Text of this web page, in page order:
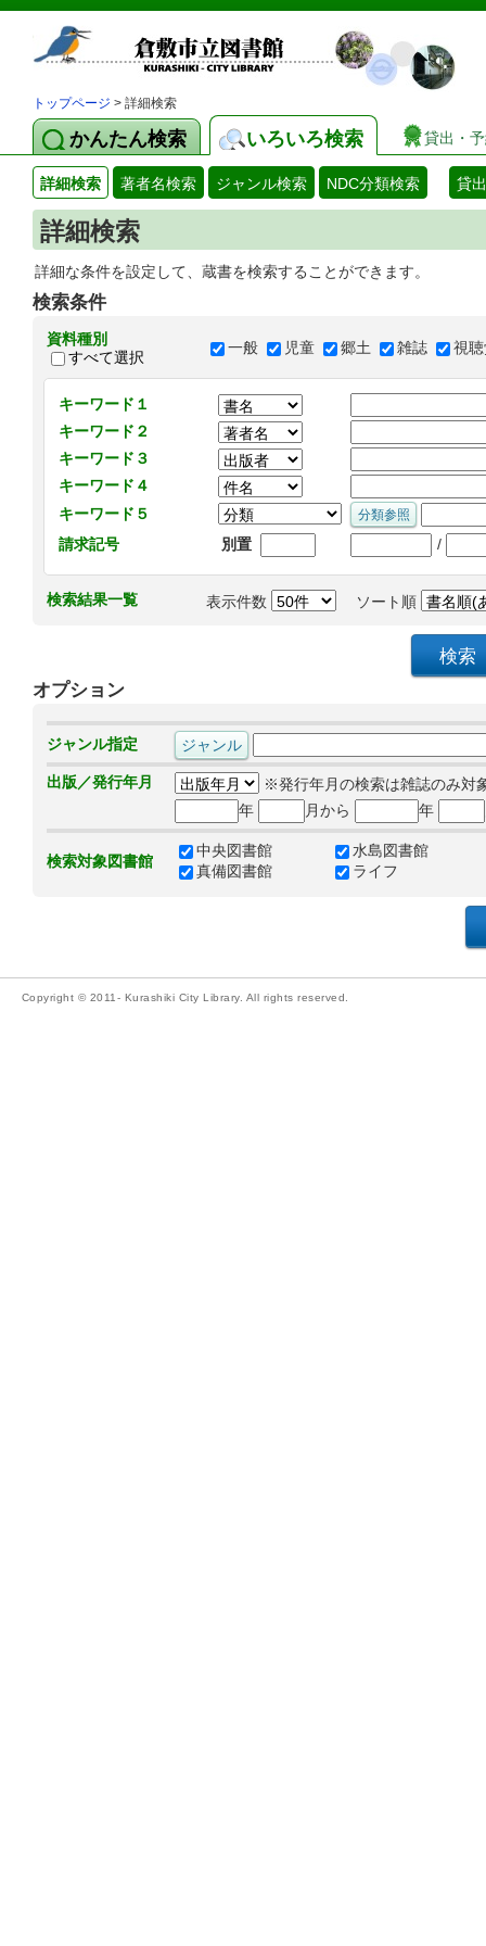
トップページ > 詳細検索
かんたん検索 いろいろ検索 貸出・
詳細検索 著者名検索 ジャンル検索 NDC分類検索 貸
詳細検索
詳細な条件を設定して、蔵書を検索することができます。
検索条件
資料種別
すべて選択
一般 児童 郷土 雑誌 視
キーワード１
キーワード２
キーワード３
キーワード４
キーワード５
請求記号
別置 /
検索結果一覧 表示件数 ソート順
オプション
ジャンル指定
出版／発行年月
※発行年月の検索は雑誌のみ対
年
月から 年
検索対象図書館
中央図書館
水島図書館
真備図書館
ライフ
Copyright © 2011- Kurashiki City Library. All rights reserved.